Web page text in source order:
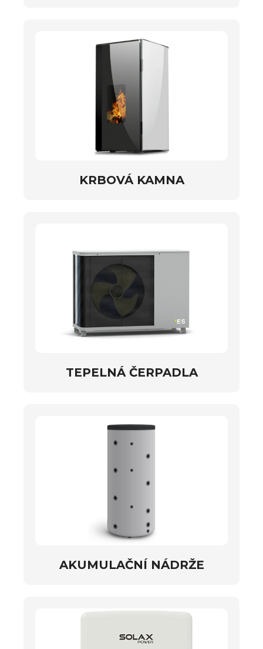
KRBOVÁ KAMNA
TEPELNÁ ČERPADLA
AKUMULAČNÍ NÁDRŽE